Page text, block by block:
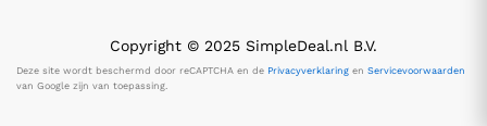
Copyright © 2025 SimpleDeal.nl B.V.
Deze site wordt beschermd door reCAPTCHA en de Privacyverklaring en Servicevoorwaarden
van Google zijn van toepassing.